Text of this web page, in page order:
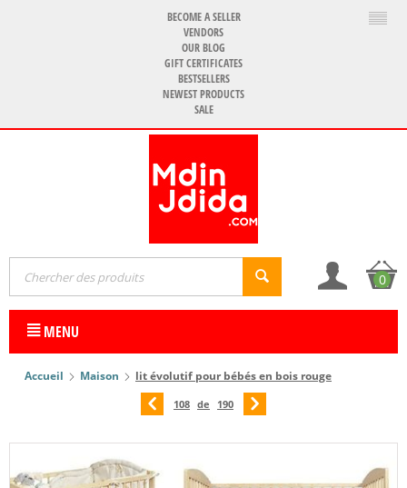
BECOME A SELLER
VENDORS
OUR BLOG
GIFT CERTIFICATES
BESTSELLERS
NEWEST PRODUCTS
SALE
0
MENU
Accueil Maison lit évolutif pour bébés en bois rouge
108 de 190